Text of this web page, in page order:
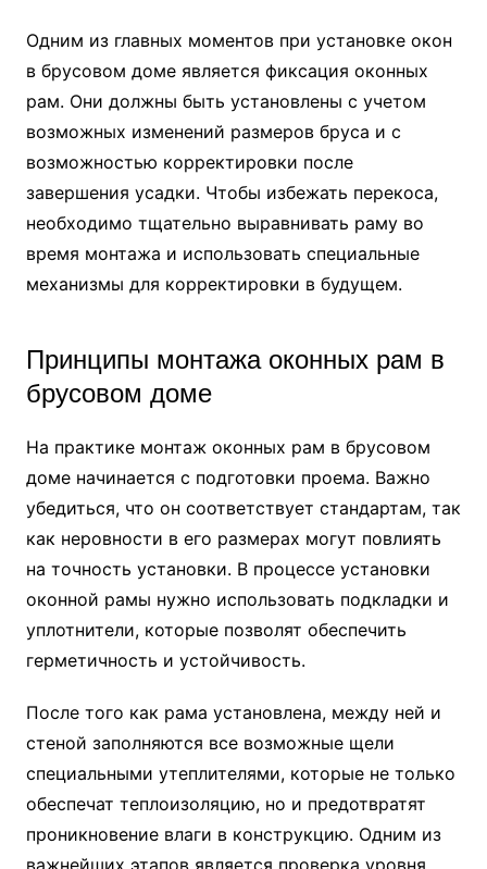
Одним из главных моментов при установке окон
в брусовом доме является фиксация оконных
рам. Они должны быть установлены с учетом
возможных изменений размеров бруса и с
возможностью корректировки после
завершения усадки. Чтобы избежать перекоса,
необходимо тщательно выравнивать раму во
время монтажа и использовать специальные
механизмы для корректировки в будущем.
Принципы монтажа оконных рам в
брусовом доме
На практике монтаж оконных рам в брусовом
доме начинается с подготовки проема. Важно
убедиться, что он соответствует стандартам, так
как неровности в его размерах могут повлиять
на точность установки. В процессе установки
оконной рамы нужно использовать подкладки и
уплотнители, которые позволят обеспечить
герметичность и устойчивость.
После того как рама установлена, между ней и
стеной заполняются все возможные щели
специальными утеплителями, которые не только
обеспечат теплоизоляцию, но и предотвратят
проникновение влаги в конструкцию. Одним из
важнейших этапов является проверка уровня